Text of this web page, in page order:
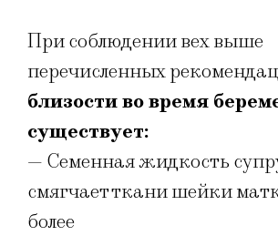
При соблюдении вех выше
перечисленных
близости во время
существует:
— Семенная жидкость
смягчает ткани шейки
более